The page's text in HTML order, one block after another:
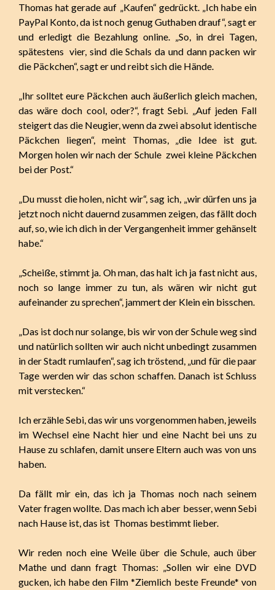
Thomas hat gerade auf „Kaufen“ gedrückt. „Ich habe ein
PayPal Konto, da ist noch genug Guthaben drauf“, sagt er
und erledigt die Bezahlung online. „So, in drei Tagen,
spätestens vier, sind die Schals da und dann packen wir
die Päckchen“, sagt er und reibt sich die Hände.
„Ihr solltet eure Päckchen auch äußerlich gleich machen,
das wäre doch cool, oder?“, fragt Sebi. „Auf jeden Fall
steigert das die Neugier, wenn da zwei absolut identische
Päckchen liegen“, meint Thomas, „die Idee ist gut.
Morgen holen wir nach der Schule zwei kleine Päckchen
bei der Post.“
„Du musst die holen, nicht wir“, sag ich, „wir dürfen uns ja
jetzt noch nicht dauernd zusammen zeigen, das fällt doch
auf, so, wie ich dich in der Vergangenheit immer gehänselt
habe.“
„Scheiße, stimmt ja. Oh man, das halt ich ja fast nicht aus,
noch so lange immer zu tun, als wären wir nicht gut
aufeinander zu sprechen“, jammert der Klein ein bisschen.
„Das ist doch nur solange, bis wir von der Schule weg sind
und natürlich sollten wir auch nicht unbedingt zusammen
in der Stadt rumlaufen“, sag ich tröstend, „und für die paar
Tage werden wir das schon schaffen. Danach ist Schluss
mit verstecken.“
Ich erzähle Sebi, das wir uns vorgenommen haben, jeweils
im Wechsel eine Nacht hier und eine Nacht bei uns zu
Hause zu schlafen, damit unsere Eltern auch was von uns
haben.
Da fällt mir ein, das ich ja Thomas noch nach seinem
Vater fragen wollte. Das mach ich aber besser, wenn Sebi
nach Hause ist, das ist Thomas bestimmt lieber.
Wir reden noch eine Weile über die Schule, auch über
Mathe und dann fragt Thomas: „Sollen wir eine DVD
gucken, ich habe den Film *Ziemlich beste Freunde* von